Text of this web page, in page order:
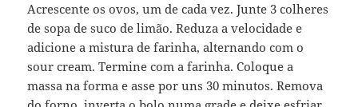
Acrescente os ovos, um de cada vez. Junte 3 colheres
de sopa de suco de limão. Reduza a velocidade e
adicione a mistura de farinha, alternando com o
sour cream. Termine com a farinha. Coloque a
massa na forma e asse por uns 30 minutos. Remova